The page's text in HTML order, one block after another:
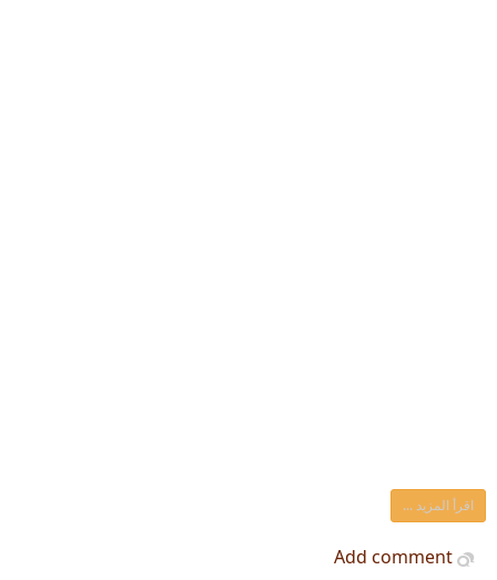
اقرأ المزيد ...
Add comment